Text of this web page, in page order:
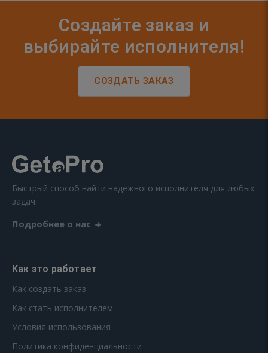
Создайте заказ и
выбирайте исполнителя!
СОЗДАТЬ ЗАКАЗ
Быстрый способ найти надежного исполнителя для любых
задач.
Подробнее о нас
Как это работает
Как создать заказ
Как стать исполнителем
Условия использования
Политика конфиденциальности